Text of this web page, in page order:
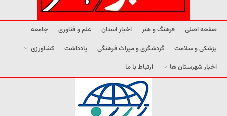
صفحه اصلی فرهنگ و هنر اخبار استان علم و فناوری
جامعه
پزشکی و سلامت
گردشگری و میراث فرهنگی یادداشت
کشاورزی
اخبار شهرستان ها
ارتباط با ما